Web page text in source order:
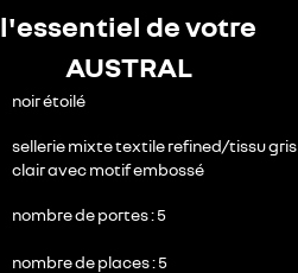
l'essentiel de votre
AUSTRAL
noir étoilé
sellerie mixte textile refined/tissu gris
clair avec motif embossé
nombre de portes 5
nombre de places 5